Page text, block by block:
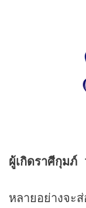
ผู้เกิดราศีกุมภ์
หลายอย่างจะ